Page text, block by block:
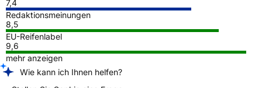
7,4
Redaktionsmeinungen
8,5
EU-Reifenlabel
9,6
mehr anzeigen
Wie kann ich Ihnen helfen?